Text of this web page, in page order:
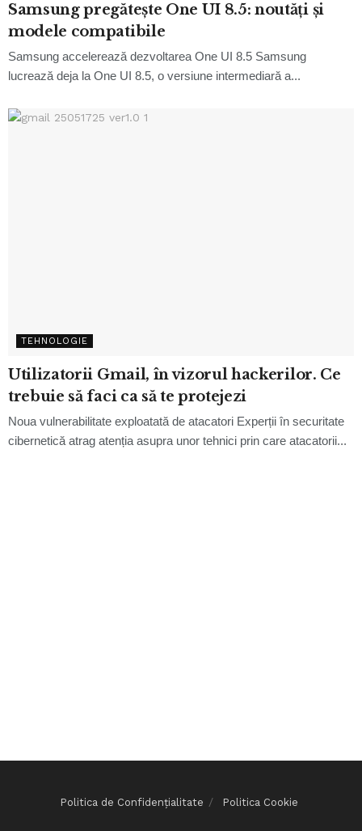
Samsung pregătește One UI 8.5: noutăți și
modele compatibile
Samsung accelerează dezvoltarea One UI 8.5 Samsung
lucrează deja la One UI 8.5, o versiune intermediară a...
TEHNOLOGIE
Utilizatorii Gmail, în vizorul hackerilor. Ce
trebuie să faci ca să te protejezi
Noua vulnerabilitate exploatată de atacatori Experții în securitate
cibernetică atrag atenția asupra unor tehnici prin care atacatorii...
Politica de Confidențialitate Politica Cookie